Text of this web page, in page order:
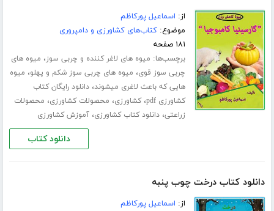
از: اسماعیل پورکاظم
موضوع:کتاب‌های کشاورزی و دامپروری
۱۸۱ صفحه
برچسب‌ها: میوه های لاغر کننده و چربی سوز، میوه های
چربی سوز قوی، میوه های چربی سوز شکم و پهلو، میوه
هایی که باعث لاغری میشوند،دانلود رایگان کتاب
کشاورزی pdf
،کشاورزی، محصولات کشاورزی، محصولات
زراعتی،دانلود کتاب کشاورزی،آموزش کشاورزی
دانلود کتاب
دانلود کتاب درخت چوب پنبه
از: اسماعیل پورکاظم